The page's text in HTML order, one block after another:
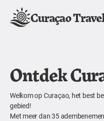
Curaçao
Ontdek
Welkom op Curaçao, het best
gebied!
Met meer dan 35